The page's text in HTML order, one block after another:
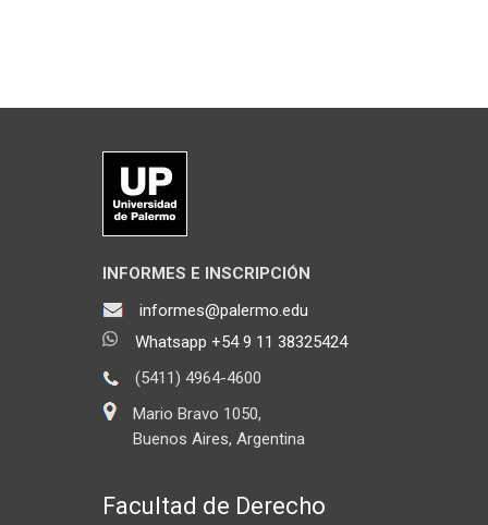
INFORMES E INSCRIPCIÓN
informes@palermo.edu
Whatsapp +54 9 11 38325424
(5411) 4964-4600
Mario Bravo 1050,
Buenos Aires, Argentina
Facultad de Derecho